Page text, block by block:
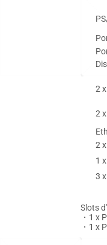
2
2
2
1
3
Slots
・1 x
・1 x